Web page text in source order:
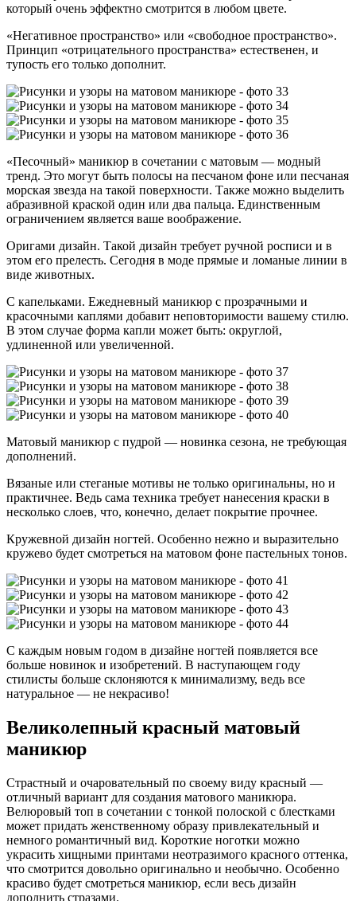
который очень эффектно смотрится в любом цвете.
«Негативное пространство» или «свободное пространство».
Принцип «отрицательного пространства» естественен, и
тупость его только дополнит.
«Песочный» маникюр в сочетании с матовым — модный
тренд. Это могут быть полосы на песчаном фоне или песчаная
морская звезда на такой поверхности. Также можно выделить
абразивной краской один или два пальца. Единственным
ограничением является ваше воображение.
Оригами дизайн. Такой дизайн требует ручной росписи и в
этом его прелесть. Сегодня в моде прямые и ломаные линии в
виде животных.
С капельками. Ежедневный маникюр с прозрачными и
красочными каплями добавит неповторимости вашему стилю.
В этом случае форма капли может быть: округлой,
удлиненной или увеличенной.
Матовый маникюр с пудрой — новинка сезона, не требующая
дополнений.
Вязаные или стеганые мотивы не только оригинальны, но и
практичнее. Ведь сама техника требует нанесения краски в
несколько слоев, что, конечно, делает покрытие прочнее.
Кружевной дизайн ногтей. Особенно нежно и выразительно
кружево будет смотреться на матовом фоне пастельных тонов.
С каждым новым годом в дизайне ногтей появляется все
больше новинок и изобретений. В наступающем году
стилисты больше склоняются к минимализму, ведь все
натуральное — не некрасиво!
Великолепный красный матовый
маникюр
Страстный и очаровательный по своему виду красный —
отличный вариант для создания матового маникюра.
Велюровый топ в сочетании с тонкой полоской с блестками
может придать женственному образу привлекательный и
немного романтичный вид. Короткие ноготки можно
украсить хищными принтами неотразимого красного оттенка,
что смотрится довольно оригинально и необычно. Особенно
красиво будет смотреться маникюр, если весь дизайн
дополнить стразами.